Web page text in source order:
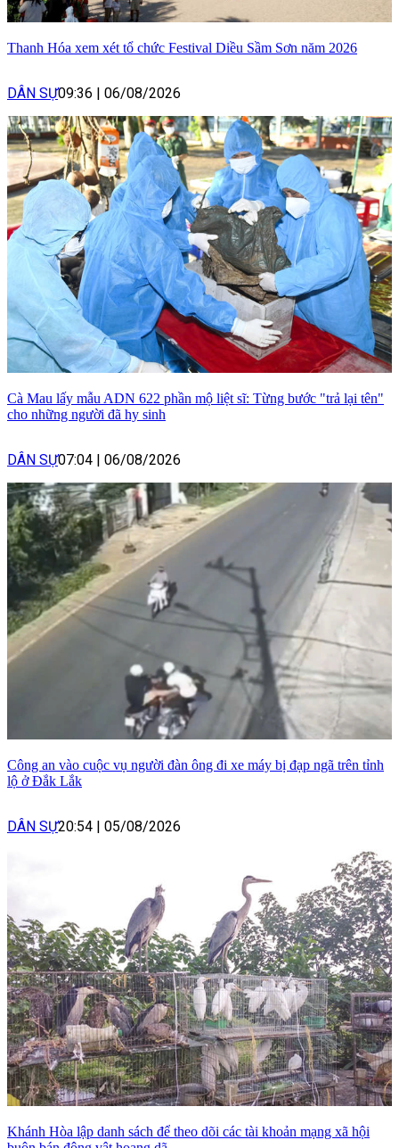
Thanh Hóa xem xét tổ chức Festival Diều Sầm Sơn năm 2026
DÂN SỰ09:36 06/08/2026
Cà Mau lấy mẫu ADN 622 phần mộ liệt sĩ: Từng bước "trả lại tên"
cho những người đã hy sinh
DÂN SỰ07:04 06/08/2026
Công an vào cuộc vụ người đàn ông đi xe máy bị đạp ngã trên tỉnh
lộ ở Đắk Lắk
DÂN SỰ20:54 05/08/2026
Khánh Hòa lập danh sách để theo dõi các tài khoản mạng xã hội